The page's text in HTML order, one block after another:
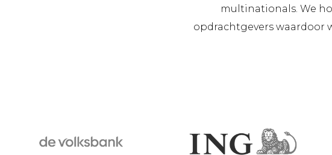
multinationals. We
opdrachtgevers waardoor